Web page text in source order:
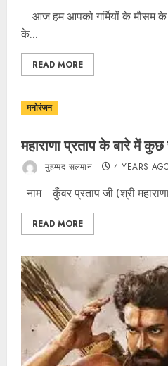
आज हम आपको गर्मियों के मौसम के
के...
READ MORE
मनोरंजन
महाराणा प्रताप के बारे में
मुहम्मद सलमान 4 YEARS
नाम – कुँवर प्रताप जी (श्री
READ MORE